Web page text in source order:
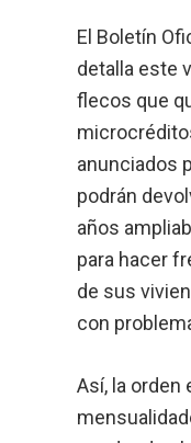
El Boletín
detalla este
flecos que
anunciados
podrán
años
para hacer
de sus
con
Así, la orden